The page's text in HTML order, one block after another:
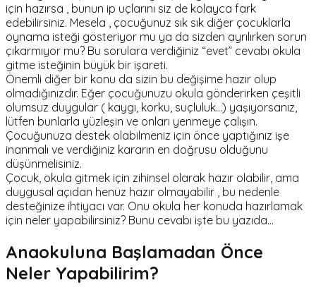
için hazırsa , bunun ip uçlarını siz de kolayca fark
edebilirsiniz. Mesela , çocuğunuz sık sık diğer çocuklarla
oynama isteği gösteriyor mu ya da sizden ayrılırken sorun
çıkarmıyor mu? Bu sorulara verdiğiniz “evet” cevabı okula
gitme isteğinin büyük bir işareti.
Önemli diğer bir konu da sizin bu değişime hazır olup
olmadığınızdır. Eğer çocuğunuzu okula gönderirken çeşitli
olumsuz duygular ( kaygı, korku, suçluluk...) yaşıyorsanız,
lütfen bunlarla yüzleşin ve onları yenmeye çalışın.
Çocuğunuza destek olabilmeniz için önce yaptığınız işe
inanmalı ve verdiğiniz kararın en doğrusu olduğunu
düşünmelisiniz.
Çocuk, okula gitmek için zihinsel olarak hazır olabilir, ama
duygusal açıdan henüz hazır olmayabilir , bu nedenle
desteğinize ihtiyacı var. Onu okula her konuda hazırlamak
için neler yapabilirsiniz? Bunu cevabı işte bu yazıda…
Anaokuluna Başlamadan Önce
Neler Yapabilirim?